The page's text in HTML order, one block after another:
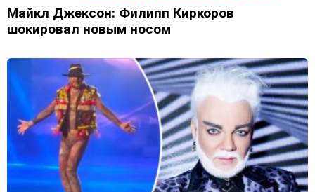
Майкл Джексон: Филипп Киркоров
шокировал новым носом